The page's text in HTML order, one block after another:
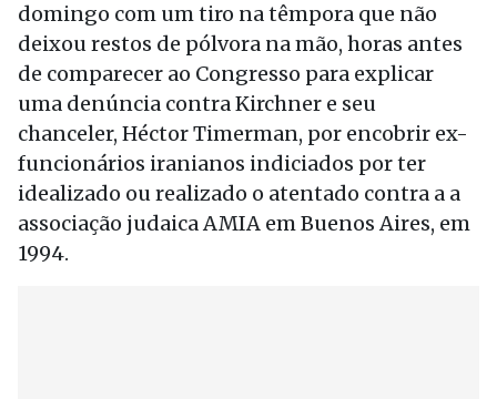
domingo com um tiro na têmpora que não
deixou restos de pólvora na mão, horas antes
de comparecer ao Congresso para explicar
uma denúncia contra Kirchner e seu
chanceler, Héctor Timerman, por encobrir ex-
funcionários iranianos indiciados por ter
idealizado ou realizado o atentado contra a a
associação judaica AMIA em Buenos Aires, em
1994.